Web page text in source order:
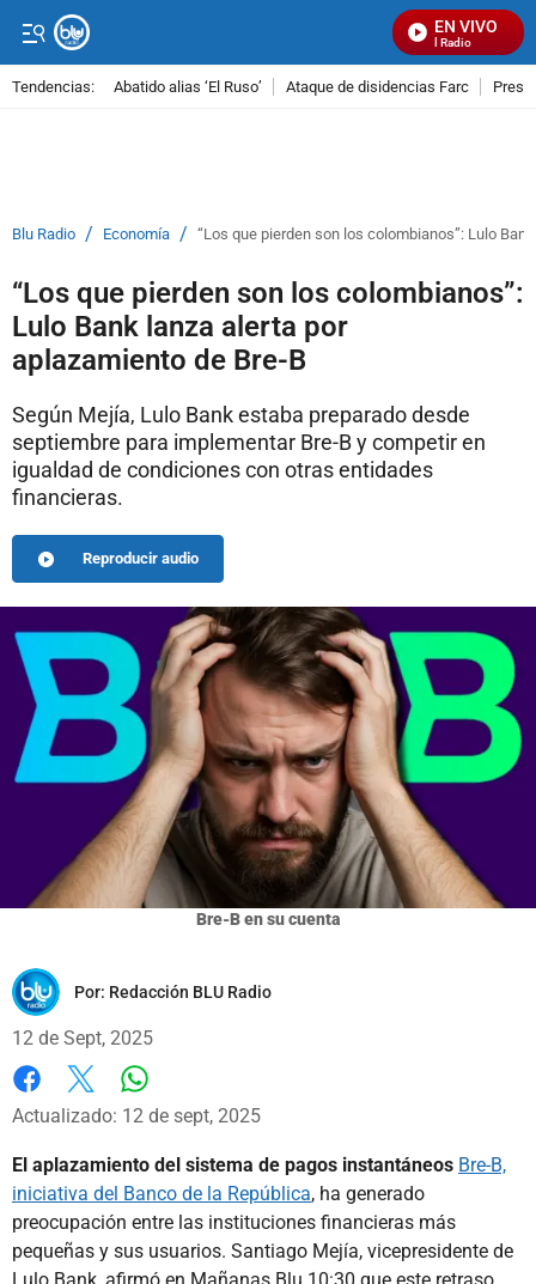
EN VIVO
Señal Visual Radio
Tendencias: Abatido alias ‘El Ruso’ Ataque de disidencias Farc
Blu Radio / Economía / “Los que pierden son los colombianos”: Lulo
“Los que pierden son los colombianos”:
Lulo Bank lanza alerta por
aplazamiento de Bre-B
Según Mejía, Lulo Bank estaba preparado desde
septiembre para implementar Bre-B y competir en
igualdad de condiciones con otras entidades
financieras.
Reproducir audio
Bre-B en su cuenta
Por: Redacción BLU Radio
12 de Sept, 2025
Facebook
X
Actualizado: 12 de sept, 2025
El aplazamiento del sistema de pagos instantáneos Bre-B,
iniciativa del Banco de la República, ha generado
preocupación entre las instituciones financieras más
pequeñas y sus usuarios. Santiago Mejía, vicepresidente de
Lulo Bank, afirmó en Mañanas Blu 10:30 que este retraso